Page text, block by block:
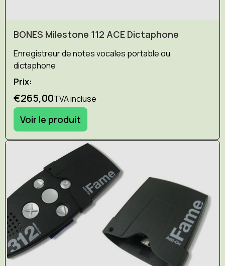
BONES Milestone 112 ACE Dictaphone
Enregistreur de notes vocales portable ou
dictaphone
Prix:
€265,00TVA incluse
Voir le produit